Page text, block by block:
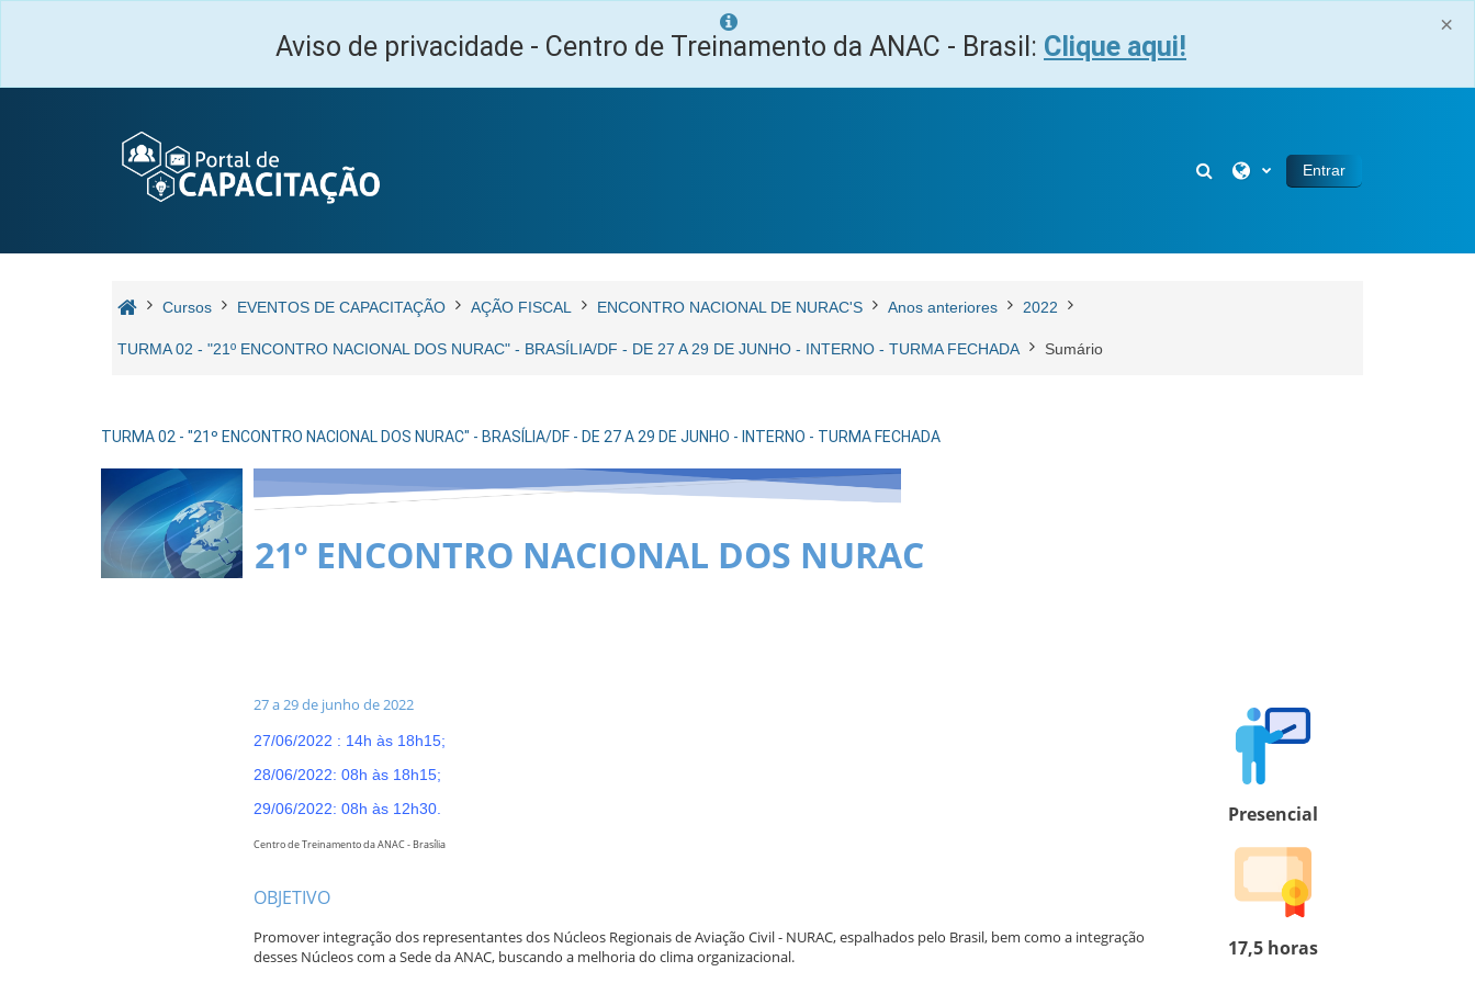
×
Aviso de privacidade - Centro de Treinamento da ANAC - Brasil: Clique aqui!
Alternar entrada de pesquisa
Entrar
Cursos EVENTOS DE CAPACITAÇÃO AÇÃO FISCAL ENCONTRO NACIONAL DE NURAC'S Anos anteriores 2022
TURMA 02 - "21º ENCONTRO NACIONAL DOS NURAC" - BRASÍLIA/DF - DE 27 A 29 DE JUNHO - INTERNO - TURMA FECHADA Sumário
TURMA 02 - "21º ENCONTRO NACIONAL DOS NURAC" - BRASÍLIA/DF - DE 27 A 29 DE JUNHO - INTERNO - TURMA FECHADA
21º ENCONTRO NACIONAL DOS NURAC
27 a 29 de junho de 2022
27/06/2022 : 14h às 18h15;
28/06/2022: 08h às 18h15;
29/06/2022: 08h às 12h30.
Centro de Treinamento da ANAC - Brasília
OBJETIVO
Promover integração dos representantes dos Núcleos Regionais de Aviação Civil - NURAC, espalhados pelo Brasil, bem como a integração
desses Núcleos com a Sede da ANAC, buscando a melhoria do clima organizacional.
Presencial
17,5 horas